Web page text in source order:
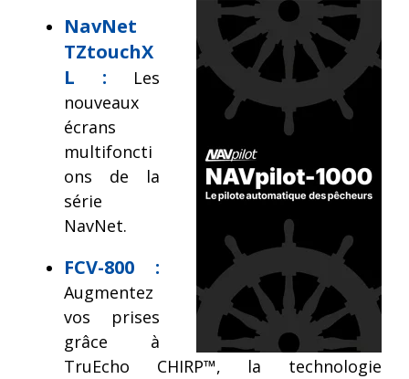
NavNet
TZtouchX
L : Les
nouveaux
écrans
multifoncti
ons de la
série
NavNet.
FCV-800 :
Augmentez
vos prises
grâce à
TruEcho CHIRP™, la technologie